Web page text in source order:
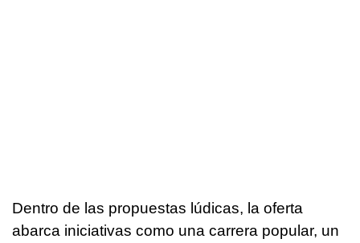
Dentro de las propuestas lúdicas, la oferta
abarca iniciativas como una carrera popular, un